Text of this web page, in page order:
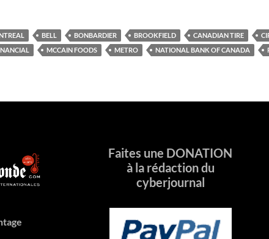
BELL BONBARDIER BROOKFIELD CANADIAN TIRE
MCCAIN FOODS METRO NATIONAL BANK OF CANADA
Faites une DONATION
à la rédaction du
cyberjournal